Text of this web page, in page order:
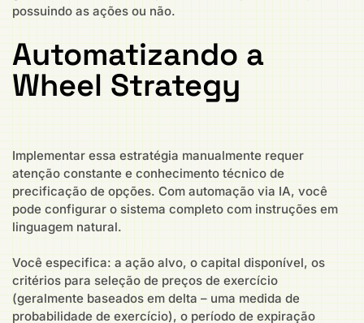
possuindo as ações ou não.
Automatizando a
Wheel Strategy
Implementar essa estratégia manualmente requer
atenção constante e conhecimento técnico de
precificação de opções. Com automação via IA, você
pode configurar o sistema completo com instruções em
linguagem natural.
Você especifica: a ação alvo, o capital disponível, os
critérios para seleção de preços de exercício
(geralmente baseados em delta – uma medida de
probabilidade de exercício), o período de expiração